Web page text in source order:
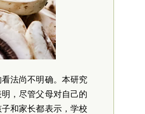
法尚不明确。本研究
，尽管父母对自己的
和家长都表示，学校